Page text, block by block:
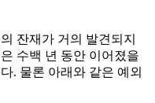
잔재가 거의 발견되지
수백 년 동안 이어졌을
. 물론 아래와 같은 예외